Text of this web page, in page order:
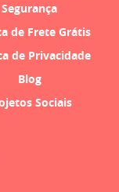
Segurança
de Frete Grátis
de Privacidade
Blog
Sociais